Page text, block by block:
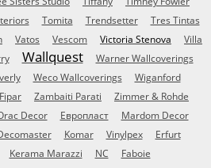
Tomita Trendsetter
Tres Tintas
Vatos Vescom Victoria Stenova
Villa
Wallquest
Warner Wallcoverings
Weco Wallcoverings
Wiganford
Zambaiti Parati Zimmer & Rohde
Decor Европласт
Mardom Decor
Komar Vinylpex
Erfurt
Kerama Marazzi NC Faboie